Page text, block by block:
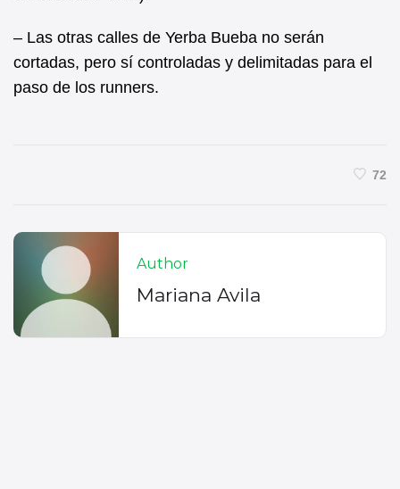
– Las otras calles de Yerba Bueba no serán
cortadas, pero sí controladas y delimitadas para el
paso de los runners.
72
Author
Mariana Avila